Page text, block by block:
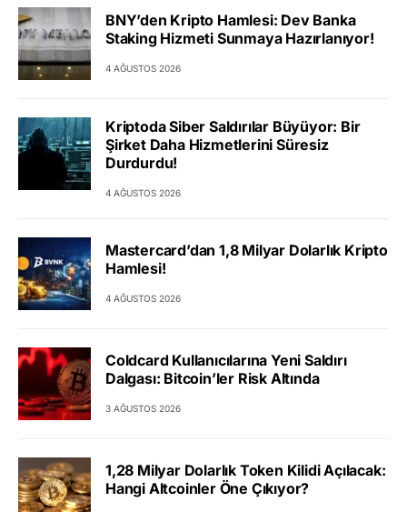
BNY’den Kripto Hamlesi: Dev Banka
Staking Hizmeti Sunmaya Hazırlanıyor!
4 AĞUSTOS 2026
Kriptoda Siber Saldırılar Büyüyor: Bir
Şirket Daha Hizmetlerini Süresiz
Durdurdu!
4 AĞUSTOS 2026
Mastercard’dan 1,8 Milyar Dolarlık Kripto
Hamlesi!
4 AĞUSTOS 2026
Coldcard Kullanıcılarına Yeni Saldırı
Dalgası: Bitcoin’ler Risk Altında
3 AĞUSTOS 2026
1,28 Milyar Dolarlık Token Kilidi Açılacak:
Hangi Altcoinler Öne Çıkıyor?